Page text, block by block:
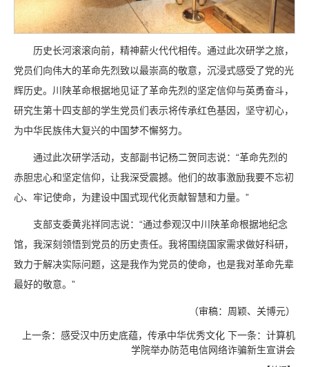
历史长河滚滚向前，精神薪火代代相传。通过此次研学之旅，
党员们向伟大的革命先烈致以最崇高的敬意，沉浸式感受了党的光
辉历史。川陕革命根据地见证了革命先烈的坚定信仰与英勇奋斗，
研究生第十四支部的学生党员们表示将传承红色基因，坚守初心，
为中华民族伟大复兴的中国梦不懈努力。
通过此次研学活动，支部副书记杨二贺同志说：“革命先烈的
赤胆忠心和坚定信仰，让我深受震撼。他们的故事激励我要不忘初
心、牢记使命，为建设中国式现代化贡献智慧和力量。”
支部支委黄兆祥同志说：“通过参观汉中川陕革命根据地纪念
馆，我深刻领悟到党员的历史责任。我将围绕国家需求做好科研，
致力于解决实际问题，这是我作为党员的使命，也是我对革命先辈
最好的敬意。”
（审稿：周颖、关博元）
上一条： 感受汉中历史底蕴，传承中华优秀文化 下一条： 计算机
学院举办防范电信网络诈骗新生宣讲会